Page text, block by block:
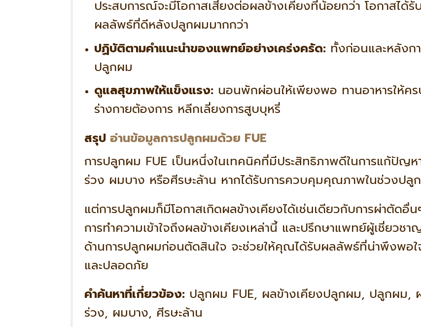
ประสบการณ์จะมีโอกาสเสี่ยงต่อผลข้างเคียงที่น้อยกว่า โอกาสได้รั
ผลลัพธ์ที่ดีหลังปลูกผมมากกว่า
ปฏิบัติตามคำแนะนำของแพทย์อย่างเคร่งครัด:ทั้งก่อนและหลังก
ปลูกผม
ดูแลสุขภาพให้แข็งแรง:นอนพักผ่อนให้เพียงพอ ทานอาหารให้ค
ร่างกายต้องการ หลีกเลี่ยงการสูบบุหรี่
สรุป อ่านข้อมูลการปลูกผมด้วย FUE
การปลูกผม FUE เป็นหนึ่งในเทคนิคที่มีประสิทธิภาพดีในการแก้ปัญห
ร่วง ผมบาง หรือศีรษะล้าน หากได้รับการควบคุมคุณภาพในช่วงปลู
แต่การปลูกผมก็มีโอกาสเกิดผลข้างเคียงได้เช่นเดียวกับการผ่าตัดอื่น
การทำความเข้าใจถึงผลข้างเคียงเหล่านี้ และปรึกษาแพทย์ผู้เชี่ยวชา
ด้านการปลูกผมก่อนตัดสินใจ จะช่วยให้คุณได้รับผลลัพธ์ที่น่าพึงพอใ
และปลอดภัย
คำค้นหาที่เกี่ยวข้อง:ปลูกผม FUE, ผลข้างเคียงปลูกผม, ปลูกผม,
ร่วง, ผมบาง, ศีรษะล้าน